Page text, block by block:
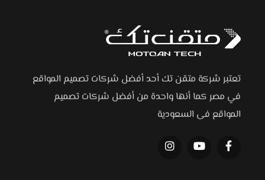
تعتبر شركة متقن تك أحد أفضل شركات تصميم المواقع
في مصر كما أنها واحدة من أفضل شركات تصميم
المواقع فى السعودية